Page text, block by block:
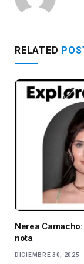
RELATED
Nerea
nota
DICIEMBRE 30, 2025